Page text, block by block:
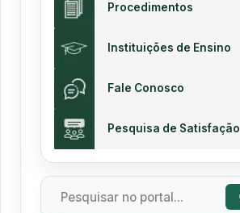
Procedimentos
Instituições de Ensino
Fale Conosco
Pesquisa de Satisfação